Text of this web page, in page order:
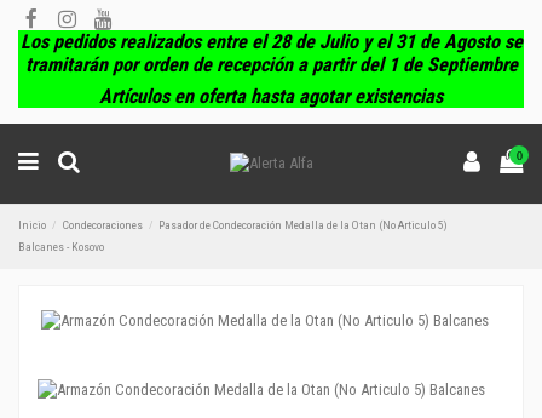
Los pedidos realizados entre el 28 de Julio y el 31 de Agosto se
tramitarán por orden de recepción a partir del 1 de Septiembre
Artículos en oferta hasta agotar existencias
0
Inicio Condecoraciones
Pasador de Condecoración Medalla de la Otan (No Articulo 5)
Balcanes - Kosovo